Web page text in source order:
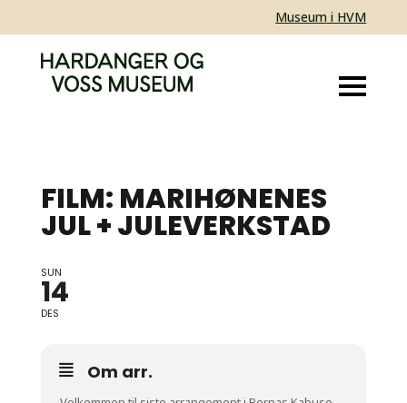
Museum i HVM
FILM: MARIHØNENES
JUL + JULEVERKSTAD
SUN
14
DES
Om arr.